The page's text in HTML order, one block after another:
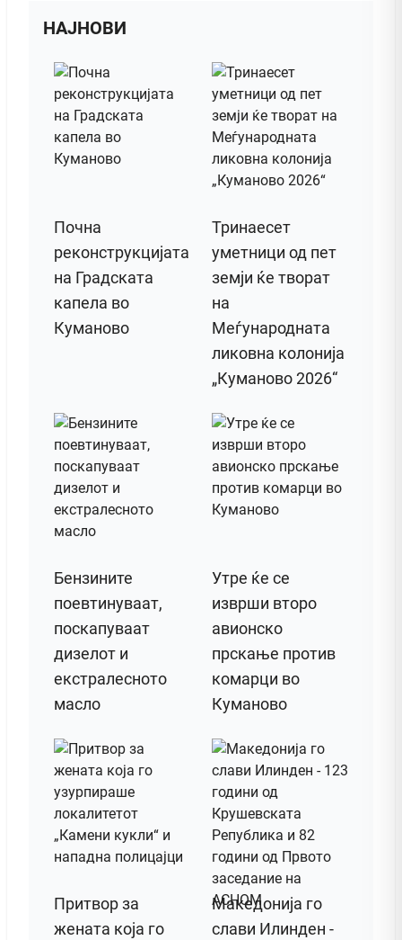
НАЈНОВИ
Почна
реконструкцијата
на Градската
капела во
Куманово
Тринаесет
уметници од пет
земји ќе творат
на
Меѓународната
ликовна колонија
„Куманово 2026“
Бензините
поевтинуваат,
поскапуваат
дизелот и
екстралесното
масло
Утре ќе се
изврши второ
авионско
прскање против
комарци во
Куманово
Притвор за
жената која го
Македонија го
слави Илинден -